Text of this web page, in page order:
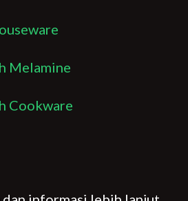
Melamine
Cookware